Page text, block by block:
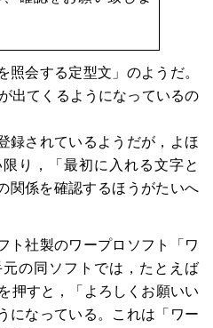
会する定型文」のようだ。
出てくるようになっているの
録されているようだが，よほ
り，「最初に入れる文字と
関係を確認するほうがたいへ
社製のワープロソフト「ワ
の同ソフトでは，たとえば
押すと，「よろしくお願いい
になっている。これは「ワー